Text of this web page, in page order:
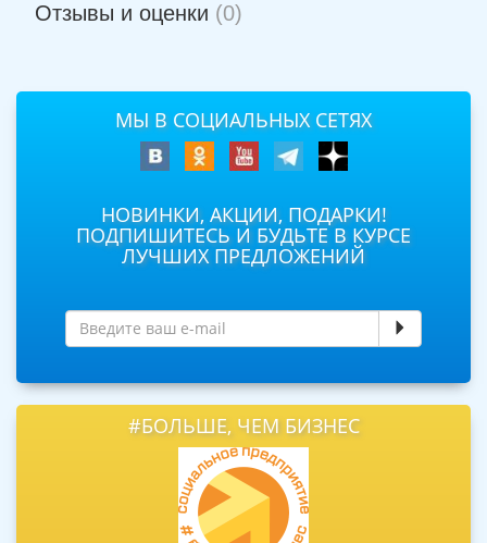
Отзывы и оценки (0)
МЫ В СОЦИАЛЬНЫХ СЕТЯХ
НОВИНКИ, АКЦИИ, ПОДАРКИ!
ПОДПИШИТЕСЬ И БУДЬТЕ В КУРСЕ
ЛУЧШИХ ПРЕДЛОЖЕНИЙ
#БОЛЬШЕ, ЧЕМ БИЗНЕС